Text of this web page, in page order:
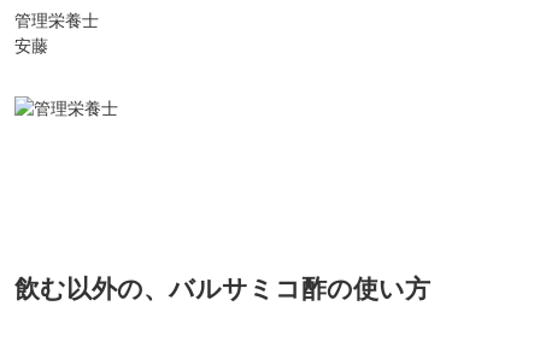
管理栄養士
安藤
飲む以外の、バルサミコ酢の使い方